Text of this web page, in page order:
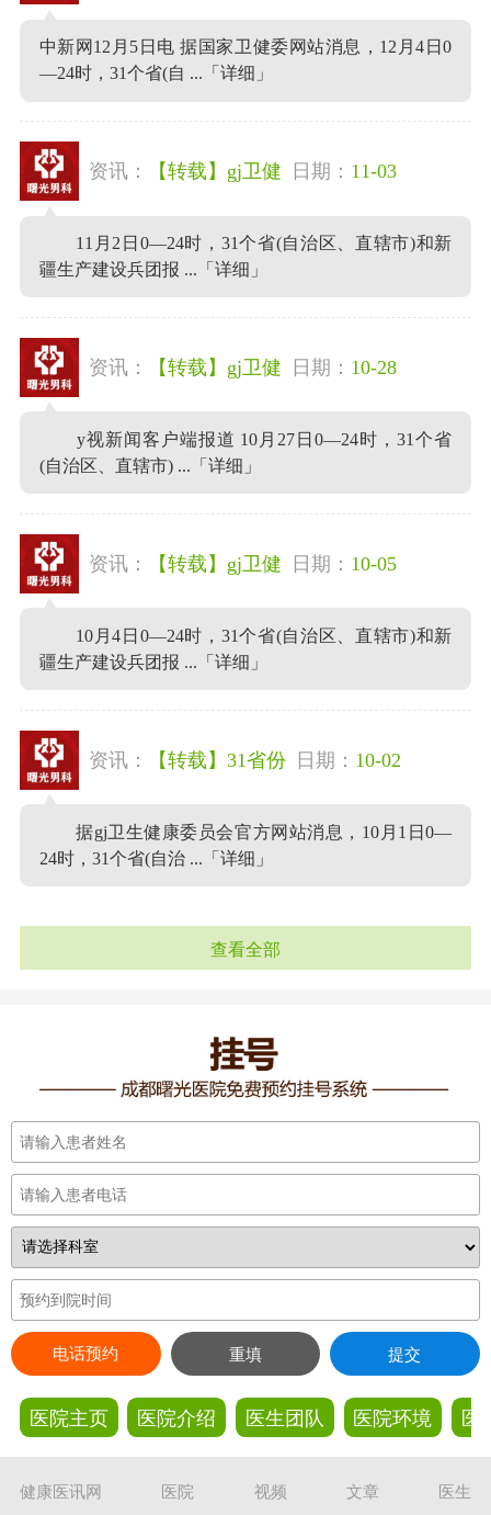
中新网12月5日电 据国家卫健委网站消息，12月4日0
—24时，31个省(自 ... 「详细」
资讯： 【转载】gj卫健 日期： 11-03
11月2日0—24时，31个省(自治区、直辖市)和新
疆生产建设兵团报 ... 「详细」
资讯： 【转载】gj卫健 日期： 10-28
y视新闻客户端报道 10月27日0—24时，31个省
(自治区、直辖市) ... 「详细」
资讯： 【转载】gj卫健 日期： 10-05
10月4日0—24时，31个省(自治区、直辖市)和新
疆生产建设兵团报 ... 「详细」
资讯： 【转载】31省份 日期： 10-02
据gj卫生健康委员会官方网站消息，10月1日0—
24时，31个省(自治 ... 「详细」
查看全部
电话预约 重填 提交
医院主页 医院介绍 医生团队 医院环境 医
健康医讯网 医院 视频 文章 医生